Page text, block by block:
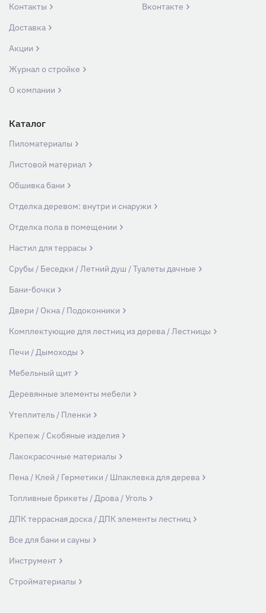
Контакты
Доставка
Акции
Журнал о стройке
О компании
Вконтакте
Каталог
Пиломатериалы
Листовой материал
Обшивка бани
Отделка деревом: внутри и снаружи
Отделка пола в помещении
Настил для террасы
Срубы / Беседки / Летний душ / Туалеты дачные
Бани-бочки
Двери / Окна / Подоконники
Комплектующие для лестниц из дерева / Лестницы
Печи / Дымоходы
Мебельный щит
Деревянные элементы мебели
Утеплитель / Пленки
Крепеж / Скобяные изделия
Лакокрасочные материалы
Пена / Клей / Герметики / Шпаклевка для дерева
Топливные брикеты / Дрова / Уголь
ДПК террасная доска / ДПК элементы лестниц
Все для бани и сауны
Инструмент
Стройматериалы